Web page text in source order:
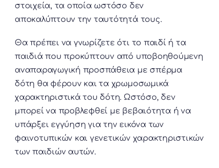
στοιχεία, τα οποία ωστόσο δεν
αποκαλύπτουν την ταυτότητά τους.
Θα πρέπει να γνωρίζετε ότι το παιδί ή τα
παιδιά που προκύπτουν από υποβοηθούμενη
αναπαραγωγική προσπάθεια με σπέρμα
δότη θα φέρουν και τα χρωμοσωμικά
χαρακτηριστικά του δότη. Ωστόσο, δεν
μπορεί να προβλεφθεί με βεβαιότητα ή να
υπάρξει εγγύηση για την εικόνα των
φαινοτυπικών και γενετικών χαρακτηριστικών
των παιδιών αυτών.